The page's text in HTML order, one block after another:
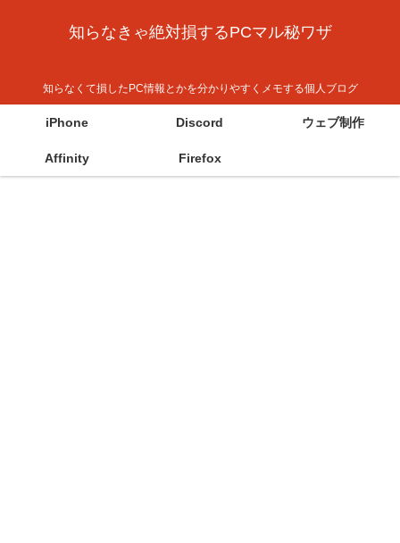
知らなきゃ絶対損するPCマル秘ワザ
知らなくて損したPC情報とかを分かりやすくメモする個人ブログ
iPhone Discord ウェブ制作
Affinity Firefox